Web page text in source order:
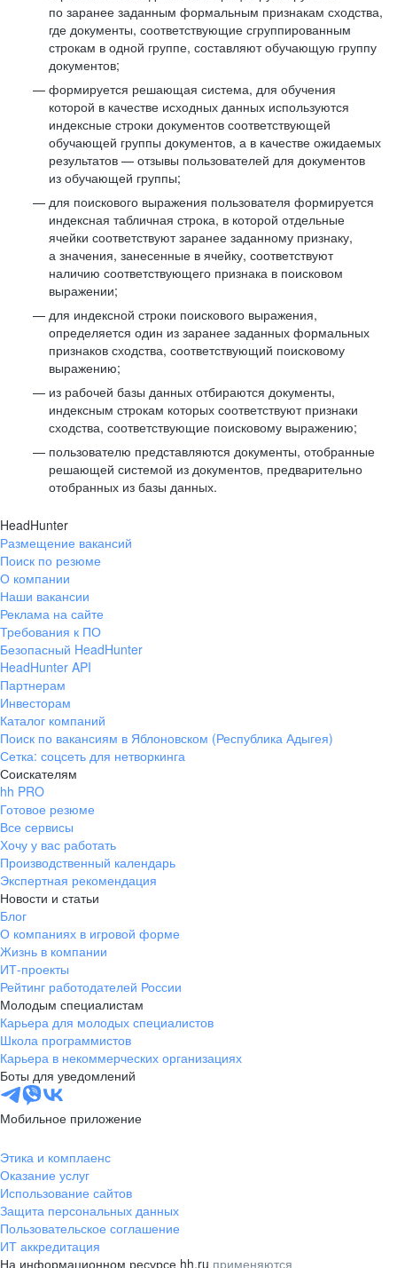
по заранее заданным формальным признакам сходства,
где документы, соответствующие сгруппированным
строкам в одной группе, составляют обучающую группу
документов;
формируется решающая система, для обучения
которой в качестве исходных данных используются
индексные строки документов соответствующей
обучающей группы документов, а в качестве ожидаемых
результатов — отзывы пользователей для документов
из обучающей группы;
для поискового выражения пользователя формируется
индексная табличная строка, в которой отдельные
ячейки соответствуют заранее заданному признаку,
а значения, занесенные в ячейку, соответствуют
наличию соответствующего признака в поисковом
выражении;
для индексной строки поискового выражения,
определяется один из заранее заданных формальных
признаков сходства, соответствующий поисковому
выражению;
из рабочей базы данных отбираются документы,
индексным строкам которых соответствуют признаки
сходства, соответствующие поисковому выражению;
пользователю представляются документы, отобранные
решающей системой из документов, предварительно
отобранных из базы данных.
HeadHunter
Размещение вакансий
Поиск по резюме
О компании
Наши вакансии
Реклама на сайте
Требования к ПО
Безопасный HeadHunter
HeadHunter API
Партнерам
Инвесторам
Каталог компаний
Поиск по вакансиям в Яблоновском (Республика Адыгея)
Сетка: соцсеть для нетворкинга
Соискателям
hh PRO
Готовое резюме
Все сервисы
Хочу у вас работать
Производственный календарь
Экспертная рекомендация
Новости и статьи
Блог
О компаниях в игровой форме
Жизнь в компании
ИТ-проекты
Рейтинг работодателей России
Молодым специалистам
Карьера для молодых специалистов
Школа программистов
Карьера в некоммерческих организациях
Боты для уведомлений
Мобильное приложение
Этика и комплаенс
Оказание услуг
Использование сайтов
Защита персональных данных
Пользовательское соглашение
ИТ аккредитация
На информационном ресурсе hh.ru применяются